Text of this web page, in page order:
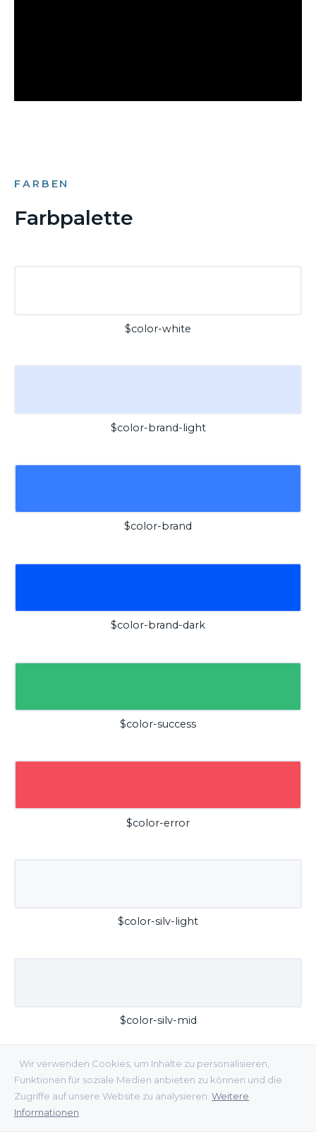
Wir verwenden Cookies, um Inhalte zu personalisieren,
Funktionen für soziale Medien anbieten zu können und die
Zugriffe auf unsere Website zu analysieren. Weitere
Informationen
FARBEN
Farbpalette
$color-white
$color-brand-light
$color-brand
$color-brand-dark
$color-success
$color-error
$color-silv-light
$color-silv-mid